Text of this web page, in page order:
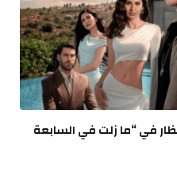
في “ما زلت في السابعة